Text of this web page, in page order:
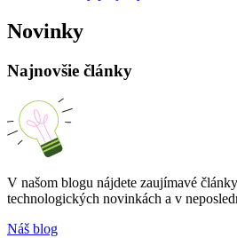
Novinky
Najnovšie články
V našom blogu nájdete zaujímavé
technologických novinkách a v
Náš blog